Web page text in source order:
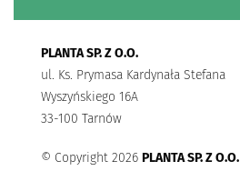
PLANTA SP. Z O.O.
ul. Ks. Prymasa Kardynała Stefana
Wyszyńskiego 16A
33-100 Tarnów
© Copyright 2026 PLANTA SP. Z O.O.